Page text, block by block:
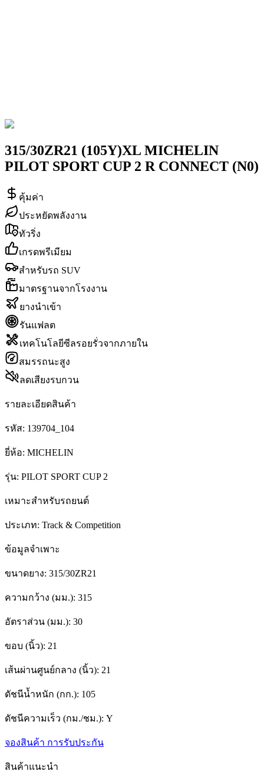
315/30ZR21 (105Y)XL MICHELIN
PILOT SPORT CUP 2 R CONNECT (N0)
คุ้มค่า
ประหยัดพลังงาน
ทัวริ่ง
เกรดพรีเมียม
สำหรับรถ SUV
มาตรฐานจากโรงงาน
ยางนำเข้า
รันแฟลต
เทคโนโลยีซีลรอยรั่วจากภายใน
สมรรถนะสูง
ลดเสียงรบกวน
รายละเอียดสินค้า
รหัส: 139704_104
ยี่ห้อ: MICHELIN
รุ่น: PILOT SPORT CUP 2
เหมาะสำหรับรถยนต์
ประเภท: Track & Competition
ข้อมูลจำเพาะ
ขนาดยาง: 315/30ZR21
ความกว้าง (มม.): 315
อัตราส่วน (มม.): 30
ขอบ (นิ้ว): 21
เส้นผ่านศูนย์กลาง (นิ้ว): 21
ดัชนีน้ำหนัก (กก.): 105
ดัชนีความเร็ว (กม./ชม.): Y
จองสินค้า การรับประกัน
สินค้าแนะนำ